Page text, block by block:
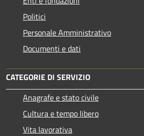
Politici
Personale Amministrativo
Documenti e dati
CATEGORIE DI SERVIZIO
Anagrafe e stato civile
Cultura e tempo libero
Vita lavorativa